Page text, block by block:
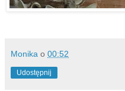
Monika o 00:52
Udostępnij